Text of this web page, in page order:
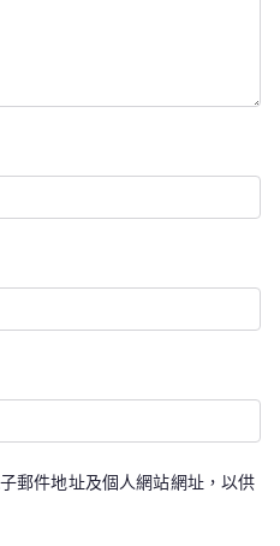
郵件地址及個人網站網址，以供